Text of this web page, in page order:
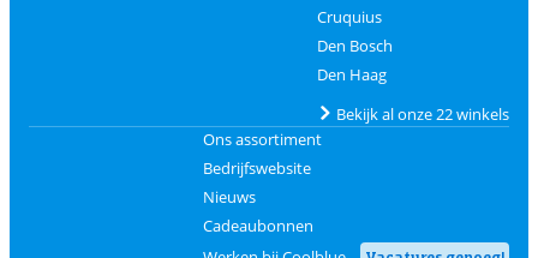
Cruquius
Den Bosch
Den Haag
Bekijk al onze 22 winkels
Ons assortiment
Bedrijfswebsite
Nieuws
Cadeaubonnen